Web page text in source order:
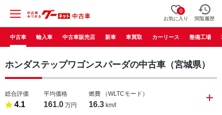
0
お気に入り 閲覧履歴
中古車 輸入車 中古車販売店 新車 車買取 カーリース 整備工場
ホンダステップワゴンスパーダの中古車（宮城県）
総合評価
4.1
平均価格
161.0 万円
燃費 （WLTCモード）
16.3 km/l